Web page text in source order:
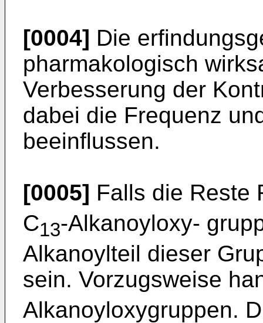
[0004] Die
pharmakologisch
Verbesserung der
dabei die Frequenz
beeinflussen.
[0005] Falls die Reste
C13-Alkanoyloxy-
Alkanoylteil dieser
sein. Vorzugsweise
Alkanoyloxygruppen.